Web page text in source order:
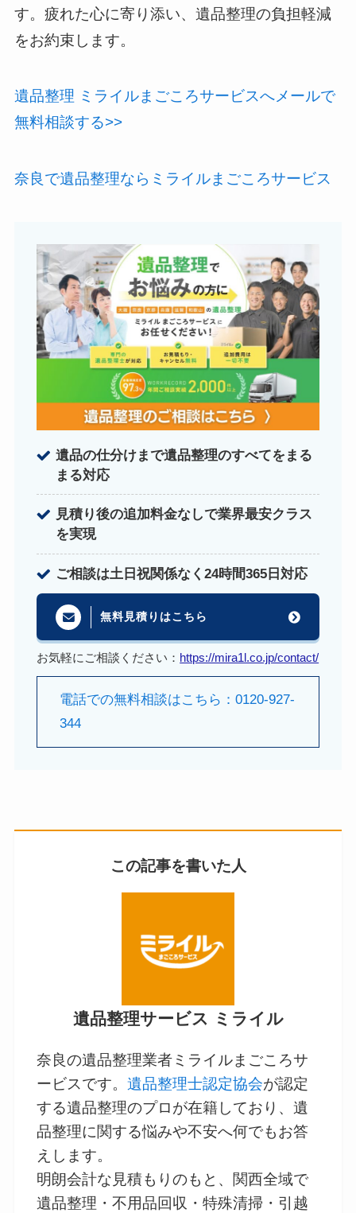
す。疲れた心に寄り添い、遺品整理の負担軽減
をお約束します。
遺品整理 ミライルまごころサービスへメールで
無料相談する>>
奈良で遺品整理ならミライルまごころサービス
遺品の仕分けまで遺品整理のすべてをまる
まる対応
見積り後の追加料金なしで業界最安クラス
を実現
ご相談は土日祝関係なく24時間365日対応
無料見積りはこちら
お気軽にご相談ください： https://mira1l.co.jp/contact/
電話での無料相談はこちら：0120-927-
344
この記事を書いた人
遺品整理サービス ミライル
奈良の遺品整理業者ミライルまごころサ
ービスです。遺品整理士認定協会が認定
する遺品整理のプロが在籍しており、遺
品整理に関する悩みや不安へ何でもお答
えします。
明朗会計な見積もりのもと、関西全域で
遺品整理・不用品回収・特殊清掃・引越